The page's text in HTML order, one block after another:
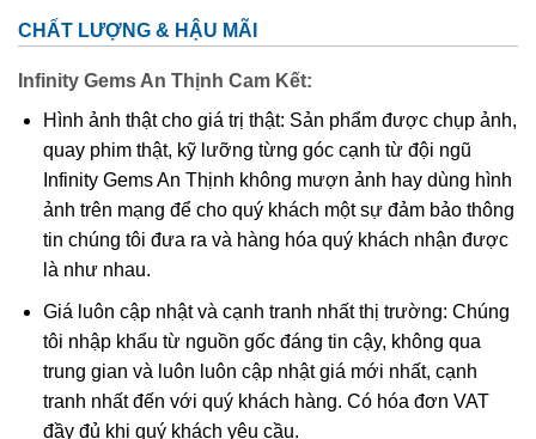
nghệ nhân điêu khắc nên Ngài cũng quý và sang không
kém như: các loại gỗ quý, đá quý,…
công ty, nơi công cộng thì hình ảnh Ngài cũng được điêu
khắc tinh xảo trên nền mặt dây chuyền. Điều này giúp
chúng ta có thể mang Phật bên mình mọi lúc mọi nơi để
phù hộ độ trì,…Và mặt dây chuyềnPhật Di Lặccũng được
nhiều tín đồ kể cả tín ngưỡng Phật hay không tín ngưỡng
đều ưa chuộng.
CHẤT LƯỢNG & HẬU MÃI
Infinity Gems An Thịnh Cam Kết:
Hình ảnh thật cho giá trị thật: Sản phẩm được chụp ảnh,
quay phim thật, kỹ lưỡng từng góc cạnh từ đội ngũ
Infinity Gems An Thịnh không mượn ảnh hay dùng hình
ảnh trên mạng để cho quý khách một sự đảm bảo thông
tin chúng tôi đưa ra và hàng hóa quý khách nhận được
là như nhau.
Giá luôn cập nhật và cạnh tranh nhất thị trường: Chúng
tôi nhập khẩu từ nguồn gốc đáng tin cậy, không qua
trung gian và luôn luôn cập nhật giá mới nhất, cạnh
tranh nhất đến với quý khách hàng. Có hóa đơn VAT
đầy đủ khi quý khách yêu cầu.